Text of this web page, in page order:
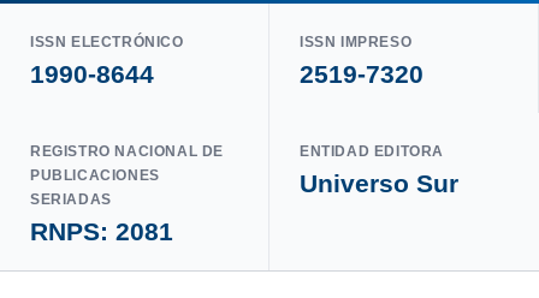
ISSN ELECTRÓNICO
1990-8644
ISSN IMPRESO
2519-7320
REGISTRO NACIONAL DE
PUBLICACIONES
SERIADAS
RNPS: 2081
ENTIDAD EDITORA
Universo Sur